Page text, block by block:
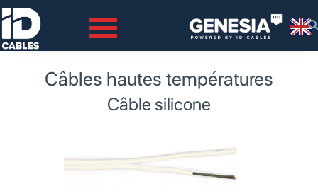
ID CABLES
Câbles hautes températures
Câble silicone